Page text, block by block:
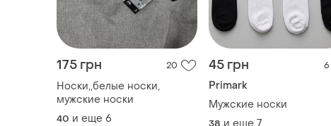
175 грн 20
Носки,,белые носки,
мужские носки
40 и еще 6
45 грн 6
Primark
Мужские носки
38